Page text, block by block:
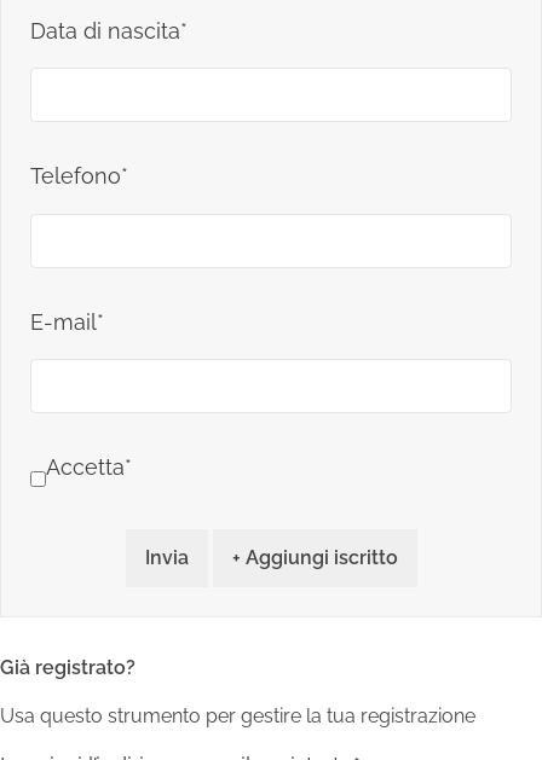
Data di nascita*
Telefono*
E-mail*
Accetta*
Invia + Aggiungi iscritto
Già registrato?
Usa questo strumento per gestire la tua registrazione